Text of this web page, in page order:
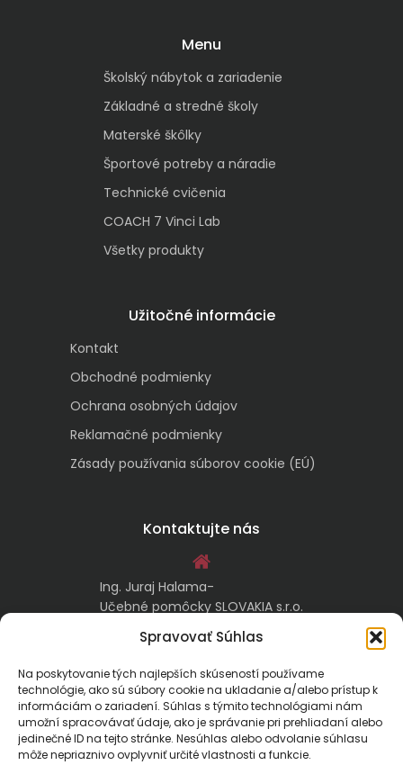
Spravovať Súhlas
Na poskytovanie tých najlepších skúseností používame
technológie, ako sú súbory cookie na ukladanie a/alebo prístup k
informáciám o zariadení. Súhlas s týmito technológiami nám
umožní spracovávať údaje, ako je správanie pri prehliadaní alebo
jedinečné ID na tejto stránke. Nesúhlas alebo odvolanie súhlasu
môže nepriaznivo ovplyvniť určité vlastnosti a funkcie.
Menu
Školský nábytok a zariadenie
Základné a stredné školy
Materské škôlky
Športové potreby a náradie
Technické cvičenia
COACH 7 Vinci Lab
Všetky produkty
Užitočné informácie
Kontakt
Obchodné podmienky
Ochrana osobných údajov
Reklamačné podmienky
Zásady používania súborov cookie (EÚ)
Kontaktujte nás
Ing. Juraj Halama-
Učebné pomôcky SLOVAKIA s.r.o.
Malachovská 17/A
974 05 Banská Bystrica
kontakt@ucebnepomockyslovakia.sk
0917 797 357, 048/410 18 88